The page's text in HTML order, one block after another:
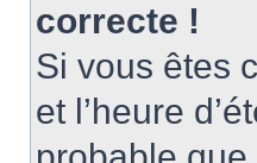
correcte !
Si vous êtes
et l’heure